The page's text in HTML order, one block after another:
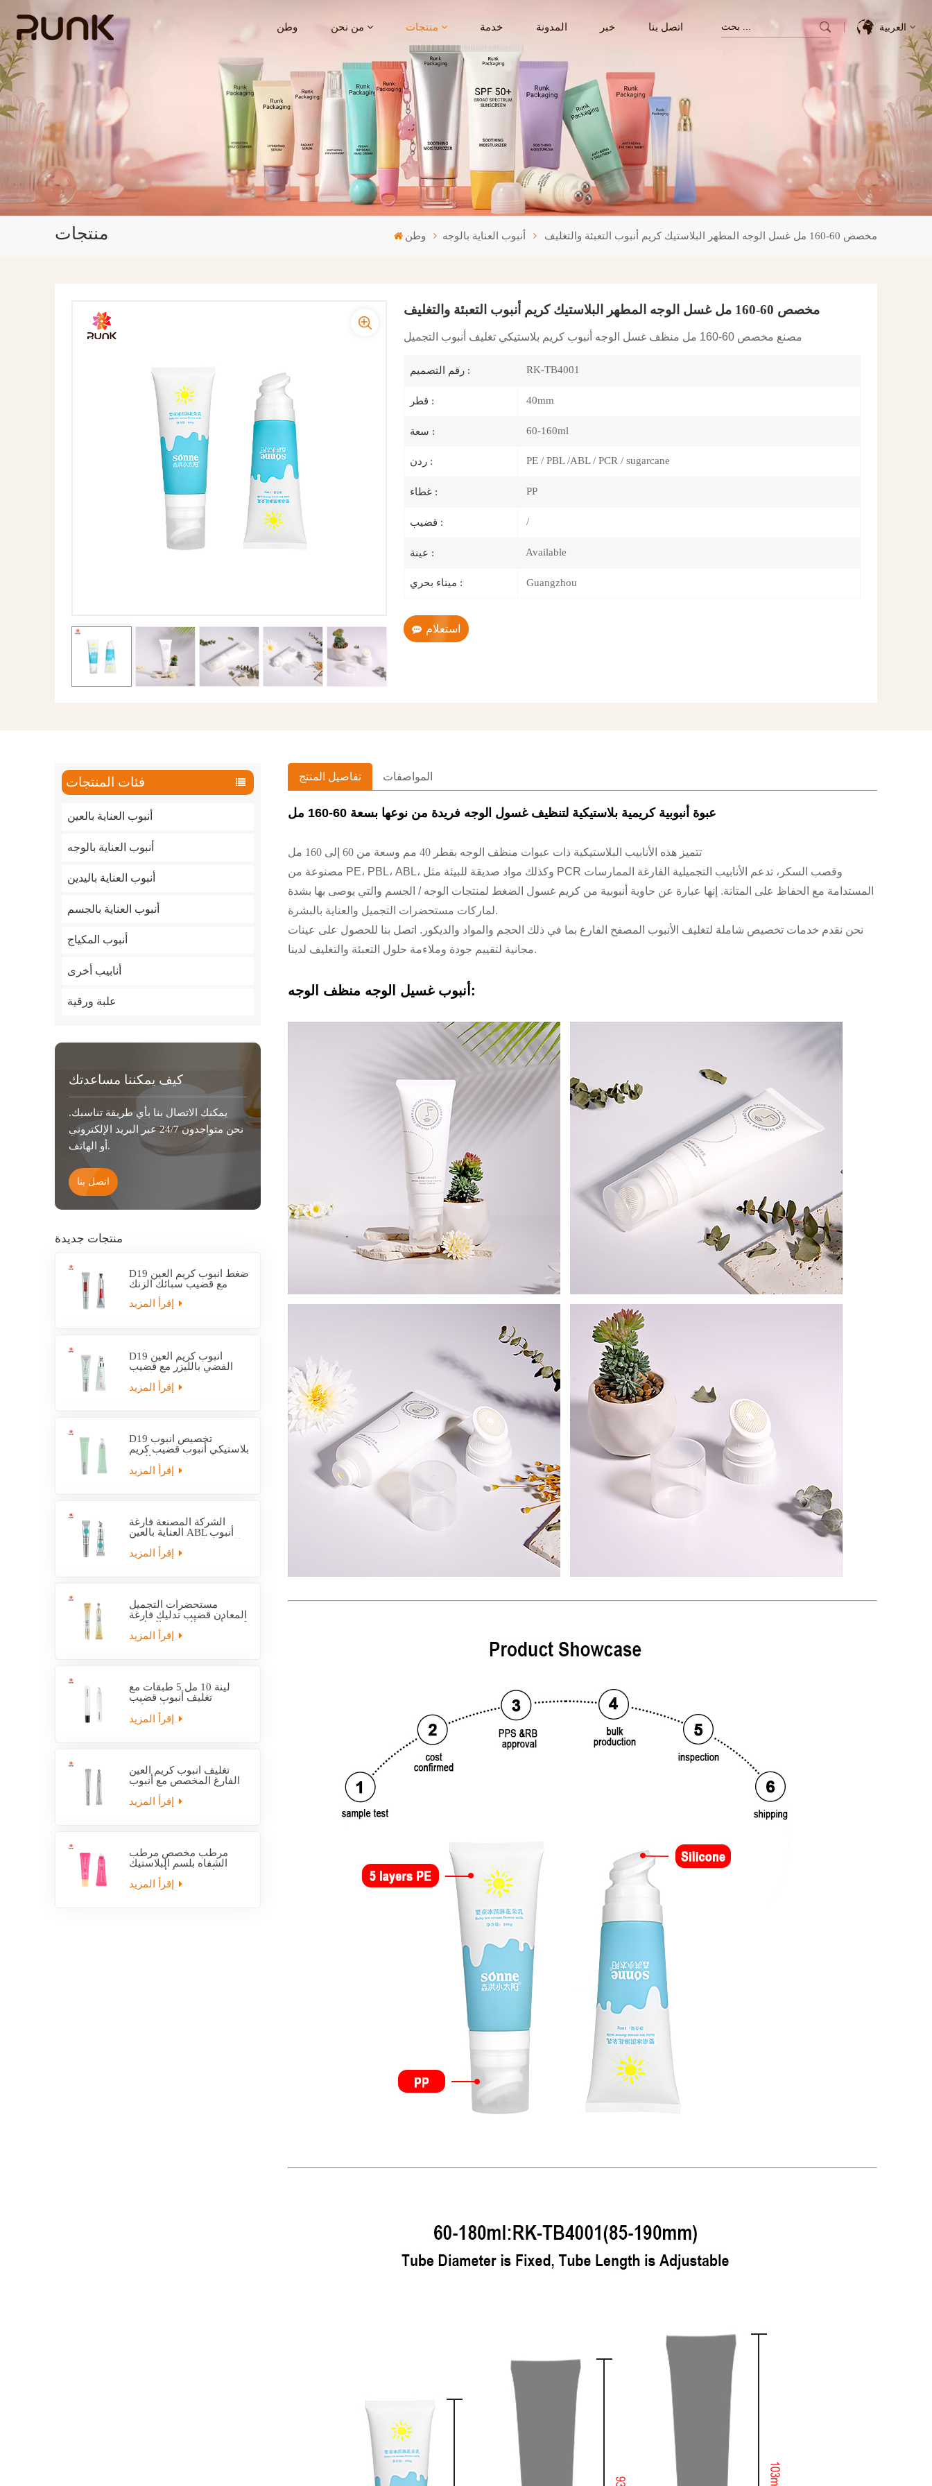
وطن من نحن منتجات خدمة المدونة خبر اتصل بنا العربية
English
Français
Italiano
Pусский
منتجات وطن أنبوب العناية بالوجه مخصص 60-160 مل غسل الوجه المطهر البلاستيك كريم أنبوب التعبئة والتغليف
مخصص 60-160 مل غسل الوجه المطهر البلاستيك كريم أنبوب التعبئة والتغليف
مصنع مخصص 60-160 مل منظف غسل الوجه أنبوب كريم بلاستيكي تغليف أنبوب التجميل
رقم التصميم : RK-TB4001
قطر : 40mm
سعة : 60-160ml
ردن : PE / PBL /ABL / PCR / sugarcane
غطاء : PP
قضيب : /
عينة : Available
ميناء بحري : Guangzhou
استعلام
فئات المنتجات
أنبوب العناية بالعين
أنبوب العناية بالوجه
أنبوب العناية باليدين
أنبوب العناية بالجسم
أنبوب المكياج
أنابيب أخرى
علبة ورقية
كيف يمكننا مساعدتك
يمكنك الاتصال بنا بأي طريقة تناسبك.
نحن متواجدون 24/7 عبر البريد الإلكتروني
أو الهاتف.
اتصل بنا
منتجات جديدة
D19 ضغط أنبوب كريم العين
مع قضيب سبائك الزنك
D19 أنبوب كريم العين
الفضي بالليزر مع قضيب
D19 تخصيص أنبوب
بلاستيكي أنبوب قضيب كريم
العين
الشركة المصنعة فارغة
العناية بالعين ABL أنبوب
التعبئة والتغليف مع قضيب
التدليك
مستحضرات التجميل
المعادن قضيب تدليك فارغة
كريم أنبوب التعبئة والتغليف
لينة 10 مل 5 طبقات مع
تغليف أنبوب قضيب
تغليف أنبوب كريم العين
الفارغ المخصص مع أنبوب
مرطب مخصص مرطب
الشفاه بلسم البلاستيك
فارغة ضغط أنبوب مع
قضيب
تفاصيل المنتج المواصفات
عبوة أنبوبية كريمية بلاستيكية لتنظيف غسول الوجه فريدة من نوعها بسعة 60-160 مل
تتميز هذه الأنابيب البلاستيكية ذات عبوات منظف الوجه بقطر 40 مم وسعة من 60 إلى 160 مل
مصنوعة من PE، PBL، ABL، وكذلك مواد صديقة للبيئة مثل PCR وقصب السكر، تدعم الأنابيب التجميلية الفارغة الممارسات
المستدامة مع الحفاظ على المتانة. إنها عبارة عن حاوية أنبوبية من كريم غسول الضغط لمنتجات الوجه / الجسم والتي يوصى بها بشدة
لماركات مستحضرات التجميل والعناية بالبشرة.
نحن نقدم خدمات تخصيص شاملة لتغليف الأنبوب المصفح الفارغ بما في ذلك الحجم والمواد والديكور. اتصل بنا للحصول على عينات
مجانية لتقييم جودة وملاءمة حلول التعبئة والتغليف لدينا.
أنبوب غسيل الوجه منظف الوجه: